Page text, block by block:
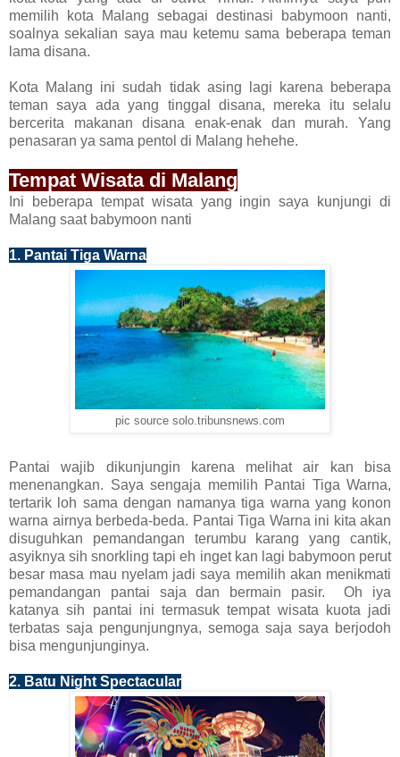
memilih kota Malang sebagai destinasi babymoon nanti,
soalnya sekalian saya mau ketemu sama beberapa teman
lama disana.
Kota Malang ini sudah tidak asing lagi karena beberapa
teman saya ada yang tinggal disana, mereka itu selalu
bercerita makanan disana enak-enak dan murah. Yang
penasaran ya sama pentol di Malang hehehe.
Tempat Wisata di Malang
Ini beberapa tempat wisata yang ingin saya kunjungi di
Malang saat babymoon nanti
1. Pantai Tiga Warna
pic source solo.tribunsnews.com
Pantai wajib dikunjungin karena melihat air kan bisa
menenangkan. Saya sengaja memilih Pantai Tiga Warna,
tertarik loh sama dengan namanya tiga warna yang konon
warna airnya berbeda-beda. Pantai Tiga Warna ini kita akan
disuguhkan pemandangan terumbu karang yang cantik,
asyiknya sih snorkling tapi eh inget kan lagi babymoon perut
besar masa mau nyelam jadi saya memilih akan menikmati
pemandangan pantai saja dan bermain pasir. Oh iya
katanya sih pantai ini termasuk tempat wisata kuota jadi
terbatas saja pengunjungnya, semoga saja saya berjodoh
bisa mengunjunginya.
2. Batu Night Spectacular